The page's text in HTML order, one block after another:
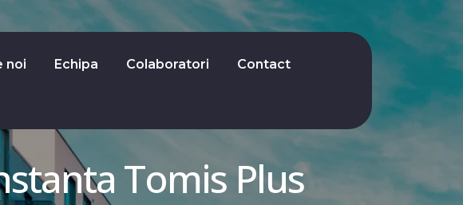
noi Echipa Colaboratori Contact
Tomis Plus